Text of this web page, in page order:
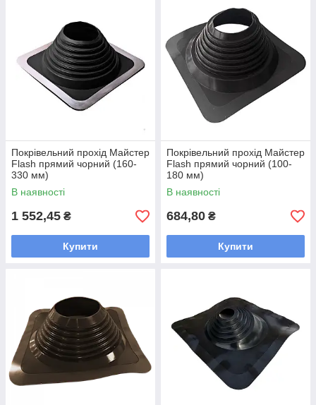
Покрівельний прохід Майстер
Flash прямий чорний (160-
330 мм)
В наявності
1 552,45 ₴
Купити
Покрівельний прохід Майстер
Flash прямий чорний (100-
180 мм)
В наявності
684,80 ₴
Купити